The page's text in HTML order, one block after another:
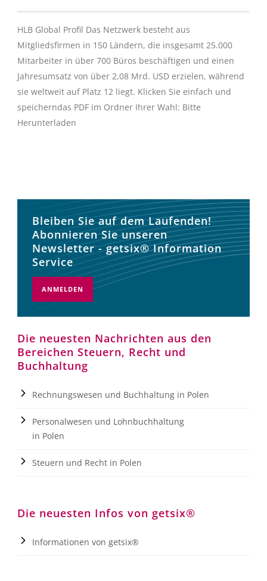
HLB Global Profil Das Netzwerk besteht aus
Mitgliedsfirmen in 150 Ländern, die insgesamt 25.000
Mitarbeiter in über 700 Büros beschäftigen und einen
Jahresumsatz von über 2,08 Mrd. USD erzielen, während
sie weltweit auf Platz 12 liegt. Klicken Sie einfach und
speicherndas PDF im Ordner Ihrer Wahl: Bitte
Herunterladen
Bleiben Sie auf dem Laufenden!
Abonnieren Sie unseren
Newsletter - getsix® Information
Service
ANMELDEN
Die neuesten Nachrichten aus den
Bereichen Steuern, Recht und
Buchhaltung
Rechnungswesen und Buchhaltung in Polen
Personalwesen und Lohnbuchhaltung
in Polen
Steuern und Recht in Polen
Die neuesten Infos von getsix®
Informationen von getsix®